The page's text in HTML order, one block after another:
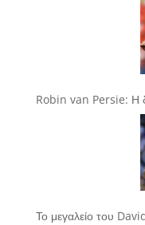
Robin van Persie: Η
Το μεγαλείο του